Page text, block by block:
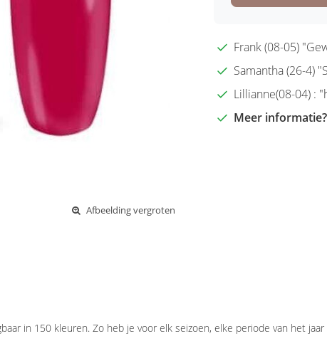
Afbeelding vergroten
Frank (08-05)
Samantha (26-4)
Lillianne(08-04) :
Meer informatie?
in 150 kleuren. Zo heb je voor elk seizoen, elke periode van het